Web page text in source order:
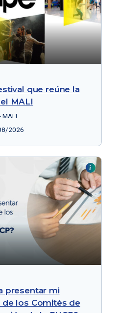
que reúne la
MALI
MALI
2026
presentar mi
los Comités de